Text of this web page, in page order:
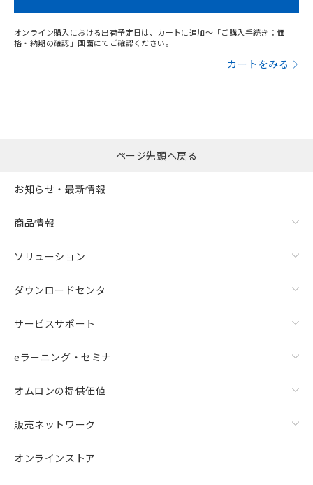
オンライン購入における出荷予定日は、カートに追加～「ご購入手続き：価
格・納期の確認」画面にてご確認ください。
カートをみる
ページ先頭へ戻る
お知らせ・最新情報
商品情報
ソリューション
ダウンロードセンタ
サービスサポート
eラーニング・セミナ
オムロンの提供価値
販売ネットワーク
オンラインストア